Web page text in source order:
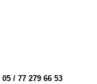
/ 77 279 66 53